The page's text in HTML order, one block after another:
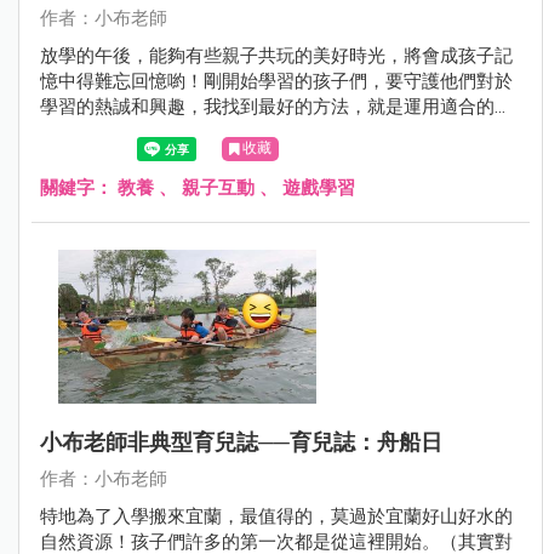
作者：小布老師
放學的午後，能夠有些親子共玩的美好時光，將會成孩子記
憶中得難忘回憶喲！剛開始學習的孩子們，要守護他們對於
學習的熱誠和興趣，我找到最好的方法，就是運用適合的方
法和節奏閱讀與練習，也需要適度的放鬆和啟發創意腦袋的
連結，這樣的小幸福，也是滋養媽媽我的原動力呢！
收藏
關鍵字： 教養 、 親子互動 、 遊戲學習
小布老師非典型育兒誌──育兒誌：舟船日
作者：小布老師
特地為了入學搬來宜蘭，最值得的，莫過於宜蘭好山好水的
自然資源！孩子們許多的第一次都是從這裡開始。（其實對